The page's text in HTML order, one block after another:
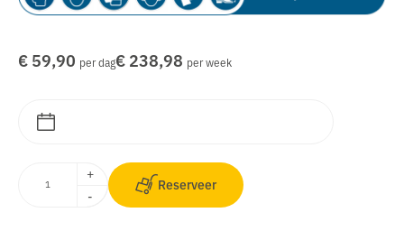
€ 59,90 per dag€ 238,98 per week
+
-
Reserveer